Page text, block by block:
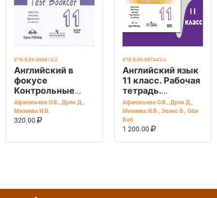
978-5-09-096612-2
Английский в
фокусе
Контрольные
задания 11 кл.
(ФП "ИП")
(Просвещение)
Афанасьева О.В., Дули Д.,
Михеева И.В.
320.00
В КОРЗИНУ
978-5-09-087443-4
Английский язык
11 класс. Рабочая
тетрадь.
Spotlight.
Workbook. УМК
"Английский в
фокусе"
Афанасьева О.В., Дули Д.,
Михеева И.В., Эванс В., Оби
Боб
1 200.00
В КОРЗИНУ